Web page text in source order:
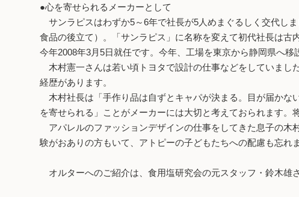
●心を寄せられるメーカーとして
サンラピスはわずか5～6年で社長が5人めまぐるしく交代し
食品の後立て）。「サンラピス」に名称を変えて初代社長は古
今年2008年3月5日就任です。今年、工場を東京から静岡県へ移
木村憲一さんは若い頃トヨタで設計の仕事などをしていまし
経歴があります。
木村社長は「手作り品は自ずとキャパが決まる。目が届かな
を寄せられる」ことがメーカーには大切と考えておられます。
アパレルのファッションデザインの仕事をしてきた息子の木
験がおありの方もいて、アトピーの子どもたちへの配慮も忘れま
オルターへのご紹介は、食用塩研究会の元スタッフ・鈴木雄